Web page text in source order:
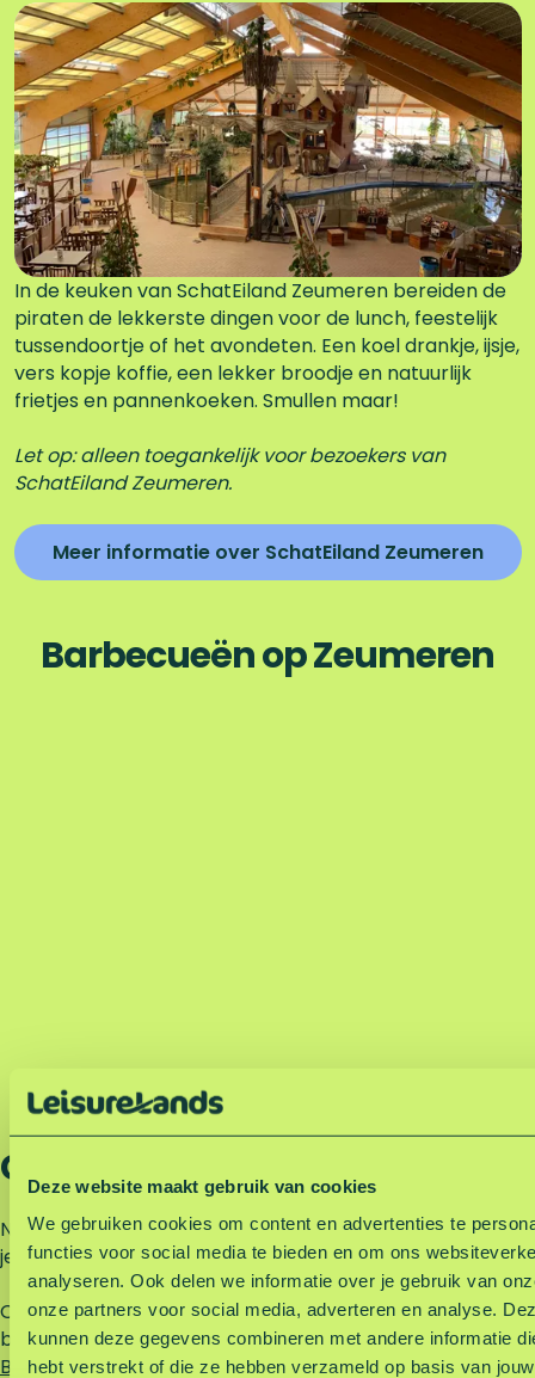
Deze website maakt gebruik van cookies
We gebruiken cookies om content en advertenties te
functies voor social media te bieden en om ons
analyseren. Ook delen we informatie over je gebruik van
onze partners voor social media, adverteren en analyse.
kunnen deze gegevens combineren met andere informatie
hebt verstrekt of die ze hebben verzameld op basis van
S
c
h
a
t
E
i
l
a
n
d
Z
e
u
m
r
e
In de keuken van SchatEiland Zeumeren bereiden de
piraten de lekkerste dingen voor de lunch, feestelijk
tussendoortje of het avondeten. Een koel drankje, ijsje,
vers kopje koffie, een lekker broodje en natuurlijk
frietjes en pannenkoeken. Smullen maar!
Let op: alleen toegankelijk voor bezoekers van
SchatEiland Zeumeren.
Meer informatie over SchatEiland Zeumeren
Barbecueën op Zeumeren
Gezellig barbecueën
Naast de vele leuke restaurants en strandpaviljoens kun
je natuurlijk ook zelf de barbecue aansteken.
Op het gebied staan verschillende speciale
barbecueplekken. Deze vind je op de interactieve kaart.
Bekijk hier de interactieve kaart.